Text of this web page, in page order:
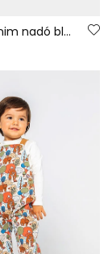
Conjunt denim nadó blau brodat d\'ós